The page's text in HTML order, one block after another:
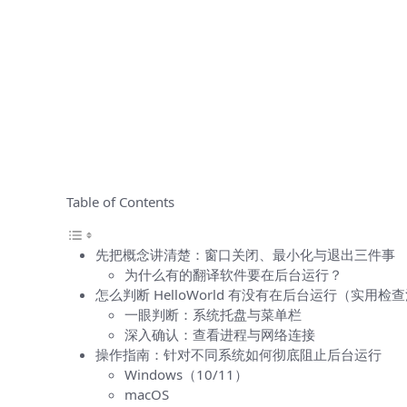
Table of Contents
先把概念讲清楚：窗口关闭、最小化与退出三件事
为什么有的翻译软件要在后台运行？
怎么判断 HelloWorld 有没有在后台运行（实用检
一眼判断：系统托盘与菜单栏
深入确认：查看进程与网络连接
操作指南：针对不同系统如何彻底阻止后台运行
Windows（10/11）
macOS